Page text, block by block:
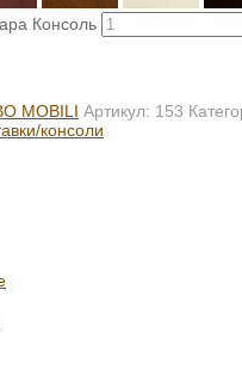
Консоль
MOBILI Артикул: 153
консоли